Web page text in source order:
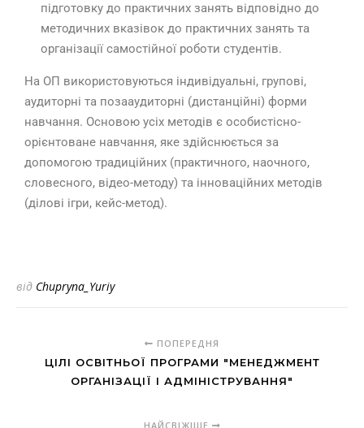
підготовку до практичних занять відповідно до
методичних вказівок до практичних занять та
організації самостійної роботи студентів.
На ОП використовуються індивідуальні, групові,
аудиторні та позааудиторні (дистанційні) форми
навчання. Основою усіх методів є особистісно-
орієнтоване навчання, яке здійснюється за
допомогою традиційних (практичного, наочного,
словесного, відео-методу) та інноваційних методів
(ділові ігри, кейс-метод).
від Chupryna_Yuriy
ПОПЕРЕДНЯ
ЦІЛІ ОСВІТНЬОЇ ПРОГРАМИ "МЕНЕДЖМЕНТ
ОРГАНІЗАЦІЇ І АДМІНІСТРУВАННЯ"
НАЙСВІЖІШЕ